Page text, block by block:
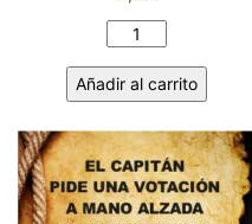
POEMA
MANUEL
MACHADO
RUIZ
Añadir al carrito